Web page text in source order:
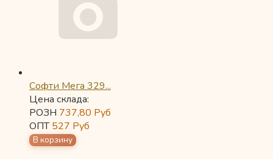
Софти Мега 329...
Цена склада:
РОЗН 737,80 Руб
ОПТ527 Руб